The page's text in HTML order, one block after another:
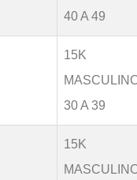
40 A 49
15K
30 A 39
15K